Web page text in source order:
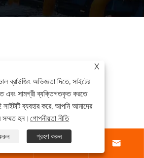
 
X
ব্রাউজিং অভিজ্ঞতা দিতে, সাইটের
এবং সামগ্রী ব্যক্তিগতকৃত করতে
ব্যবহার করে, আপনি আমাদের
সম্মত হন।গোপনীয়তা নীতি
গ্রহণ করুন